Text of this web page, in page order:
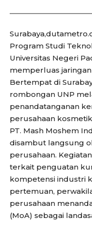
Program Studi
Universitas Negeri
memperluas
Bertempat di
rombongan UNP
penandatanganan
perusahaan
PT. Mash Moshem
disambut langsung
perusahaan.
terkait penguatan
kompetensi industri
pertemuan,
perusahaan
(MoA) sebagai